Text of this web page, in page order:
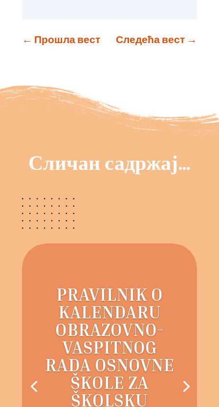
← Прошла вест Следећа вест →
Сличан садржај…
PRAVILNIK O
KALENDARU
OBRAZOVNO-
VASPITNOG
RADA OSNOVNE
ŠKOLE ZA
ŠKOLSKU